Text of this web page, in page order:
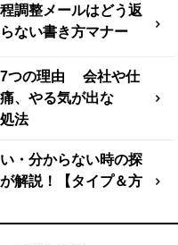
調整メールはどう返
ない書き方マナー
7つの理由 会社や仕
、やる気が出な
法
・分からない時の探
解説！【タイプ＆方